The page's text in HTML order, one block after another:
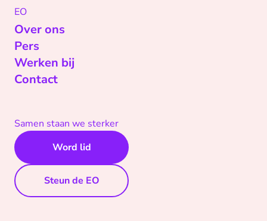
EO
Over ons
Pers
Werken bij
Contact
Samen staan we sterker
Word lid
Steun de EO